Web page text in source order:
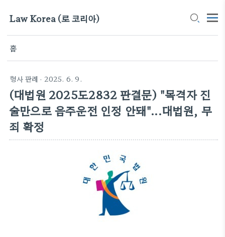
Law Korea (로 코리아)
홈
형사 판례 · 2025. 6. 9.
(대법원 2025도2832 판결문) "목격자 진
술만으로 음주운전 인정 안돼"...대법원, 무
죄 확정